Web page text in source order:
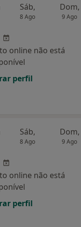
Sáb,
8 Ago
Dom,
9 Ago
online não está
perfil
Sáb,
8 Ago
Dom,
9 Ago
online não está
perfil